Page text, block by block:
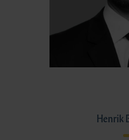
Henrik